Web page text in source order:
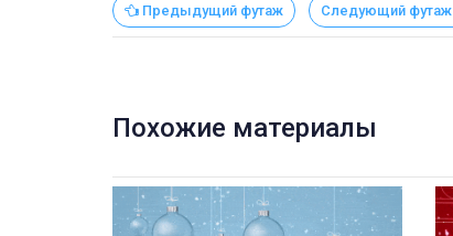
Предыдущий футаж Следующий футаж
Похожие материалы